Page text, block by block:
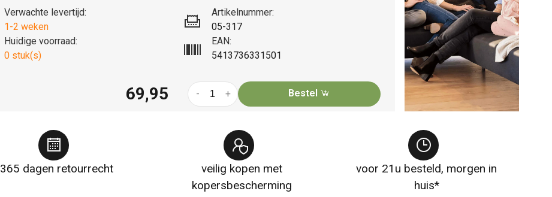
Verwachte levertijd:
1-2 weken
Huidige voorraad:
0 stuk(s)
Artikelnummer:
05-317
EAN:
5413736331501
69,95 +
- Bestel
365 dagen retourrecht
veilig kopen met
kopersbescherming
voor 21u besteld, morgen in
huis*